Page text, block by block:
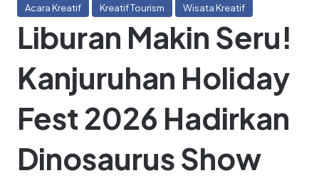
Acara Kreatif
Kreatif Tourism Wisata Kreatif
Liburan Makin Seru!
Kanjuruhan Holiday
Fest 2026 Hadirkan
Dinosaurus Show